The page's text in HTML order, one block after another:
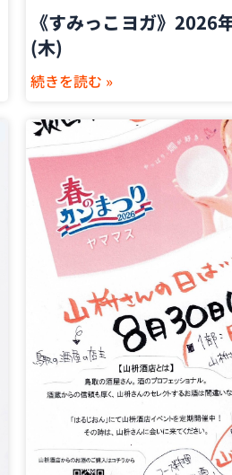
《すみっこヨガ》2026
(木)
続きを読む »